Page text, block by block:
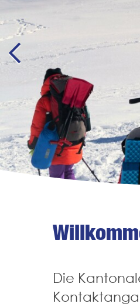
Die